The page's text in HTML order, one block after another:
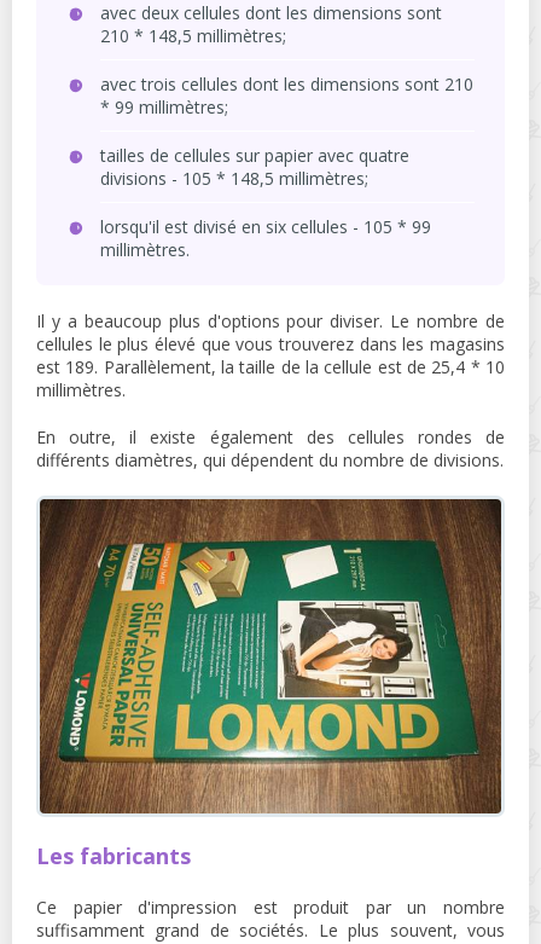
avec deux cellules dont les dimensions sont
210 * 148,5 millimètres;
avec trois cellules dont les dimensions sont 210
* 99 millimètres;
tailles de cellules sur papier avec quatre
divisions - 105 * 148,5 millimètres;
lorsqu'il est divisé en six cellules - 105 * 99
millimètres.
Il y a beaucoup plus d'options pour diviser. Le nombre de
cellules le plus élevé que vous trouverez dans les magasins
est 189. Parallèlement, la taille de la cellule est de 25,4 * 10
millimètres.
En outre, il existe également des cellules rondes de
différents diamètres, qui dépendent du nombre de divisions.
Les fabricants
Ce papier d'impression est produit par un nombre
suffisamment grand de sociétés. Le plus souvent, vous